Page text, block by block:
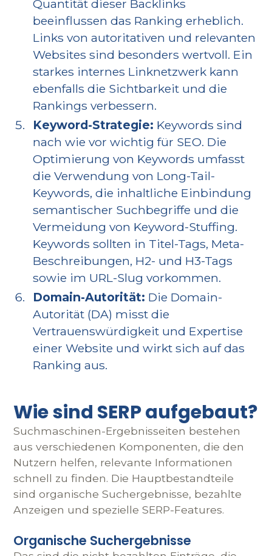
Quantität dieser Backlinks
beeinflussen das Ranking erheblich.
Links von autoritativen und relevanten
Websites sind besonders wertvoll. Ein
starkes internes Linknetzwerk kann
ebenfalls die Sichtbarkeit und die
Rankings verbessern.
Keyword-Strategie: Keywords sind
nach wie vor wichtig für SEO. Die
Optimierung von Keywords umfasst
die Verwendung von Long-Tail-
Keywords, die inhaltliche Einbindung
semantischer Suchbegriffe und die
Vermeidung von Keyword-Stuffing.
Keywords sollten in Titel-Tags, Meta-
Beschreibungen, H2- und H3-Tags
sowie im URL-Slug vorkommen.
Domain-Autorität: Die Domain-
Autorität (DA) misst die
Vertrauenswürdigkeit und Expertise
einer Website und wirkt sich auf das
Ranking aus.
Wie sind SERP aufgebaut?
Suchmaschinen-Ergebnisseiten bestehen
aus verschiedenen Komponenten, die den
Nutzern helfen, relevante Informationen
schnell zu finden. Die Hauptbestandteile
sind organische Suchergebnisse, bezahlte
Anzeigen und spezielle SERP-Features.
Organische Suchergebnisse